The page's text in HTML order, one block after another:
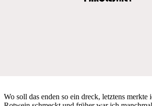
Wo soll das enden so ein dreck, letztens merkte